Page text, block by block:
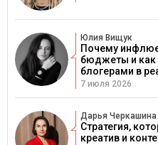
Юлия Вищук
Почему
бюджеты и как
блогерами в
7 июля 2026
Дарья Черкашина
Стратегия,
креатив и